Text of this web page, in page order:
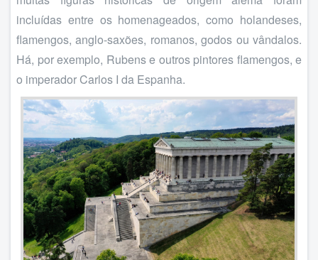
incluídas entre os homenageados, como holandeses,
flamengos, anglo-saxões, romanos, godos ou vândalos.
Há, por exemplo, Rubens e outros pintores flamengos, e
o imperador Carlos I da Espanha.